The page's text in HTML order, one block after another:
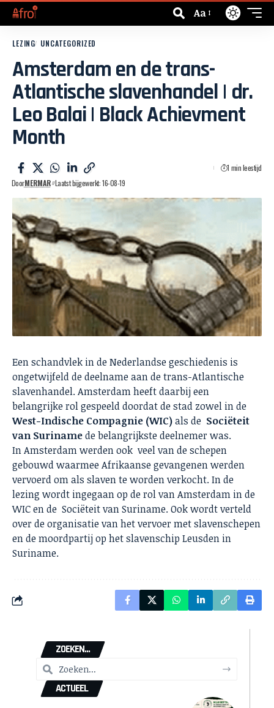
Aa
LEZING UNCATEGORIZED
Amsterdam en de trans-
Atlantische slavenhandel | dr.
Leo Balai | Black Achievment
Month
DoorMERMAR Laatst bijgewerkt: 16-08-19
1 min leestijd
Een schandvlek in de Nederlandse geschiedenis is
ongetwijfeld de deelname aan de trans-Atlantische
slavenhandel. Amsterdam heeft daarbij een
belangrijke rol gespeeld doordat de stad zowel in de
West-Indische Compagnie (WIC)als de Sociëteit
van Surinamede belangrijkste deelnemer was.
In Amsterdam werden ook veel van de schepen
gebouwd waarmee Afrikaanse gevangenen werden
vervoerd om als slaven te worden verkocht. In de
lezing wordt ingegaan op de rol van Amsterdam in de
WIC en de Sociëteit van Suriname. Ook wordt verteld
over de organisatie van het vervoer met slavenschepen
en de moordpartij op het slavenschip Leusden in
Suriname.
ZOEKEN...
ACTUEEL